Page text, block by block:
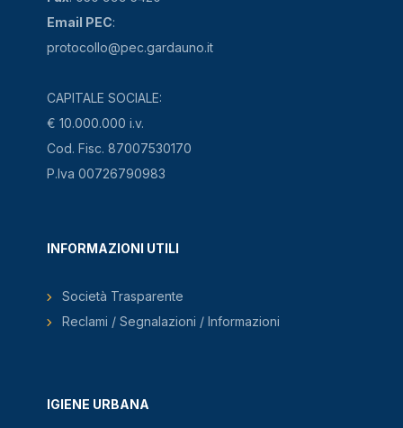
Email PEC:
protocollo@pec.gardauno.it
CAPITALE SOCIALE:
€ 10.000.000 i.v.
Cod. Fisc. 87007530170
P.Iva 00726790983
IGIENE URBANA
INFORMAZIONI UTILI
Società Trasparente
Reclami / Segnalazioni / Informazioni